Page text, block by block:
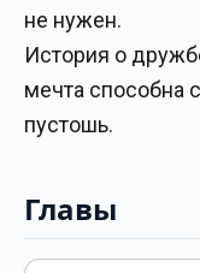
не нужен.
История о
мечта способна
пустошь.
Главы